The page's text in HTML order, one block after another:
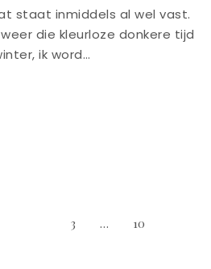
staat inmiddels al wel vast.
die kleurloze donkere tijd
ik word…
3 …
10